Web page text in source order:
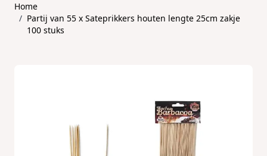
Home
/ Partij van 55 x Sateprikkers houten lengte 25cm zakje
100 stuks